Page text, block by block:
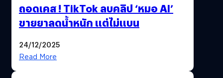
ถอดเคส ! TikTok ลบคลิป ‘หมอ AI’
ขายยาลดน้ำหนัก แต่ไม่แบน
24/12/2025
Read More